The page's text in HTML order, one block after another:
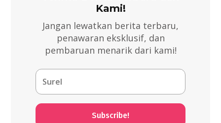
Kami!
Jangan lewatkan berita terbaru,
penawaran eksklusif, dan
pembaruan menarik dari kami!
Subscribe!